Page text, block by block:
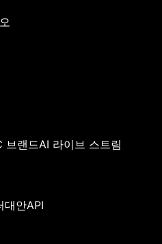
브랜드AI 라이브 스트림
대안API